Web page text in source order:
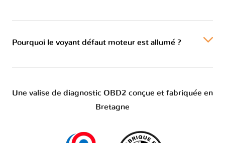
Pourquoi le voyant défaut moteur est allumé ?
Une valise de diagnostic OBD2 conçue et fabriquée en
Bretagne